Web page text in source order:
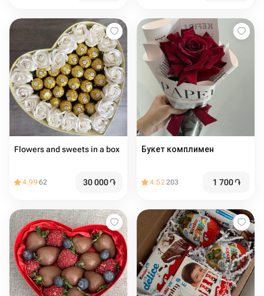
Flowers and sweets in a box
4.9962 30 000֏
Букет комплимен
4.52203 1 700֏